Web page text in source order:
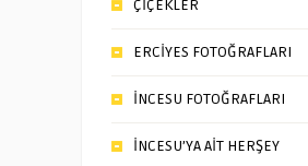
ÇİÇEKLER
ERCİYES FOTOĞRAFLARI
İNCESU FOTOĞRAFLARI
İNCESU’YA AİT HERŞEY